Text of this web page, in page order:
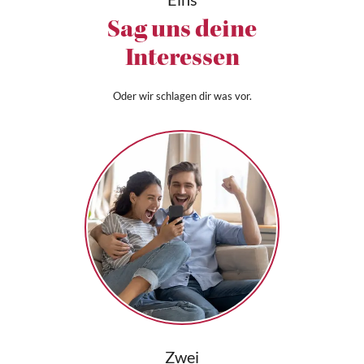
Sag uns deine
Interessen
Oder wir schlagen dir was vor.
Zwei